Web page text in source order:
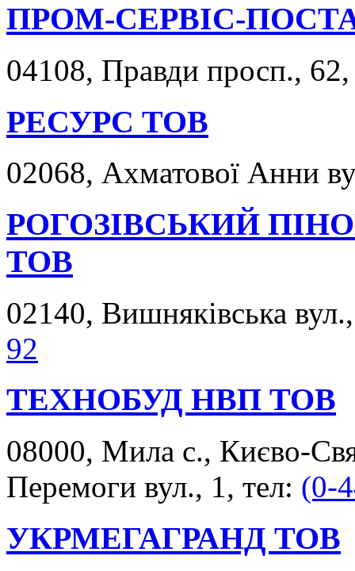
ПРОМ-СЕРВІС-
04108, Правди просп.,
РЕСУРС ТОВ
02068, Ахматової Анни
РОГОЗІВСЬКИЙ
ТОВ
02140, Вишняківська
92
ТЕХНОБУД НВП ТОВ
08000, Мила с., Києво-
Перемоги вул., 1, тел: (0-
УКРМЕГАГРАНД ТОВ